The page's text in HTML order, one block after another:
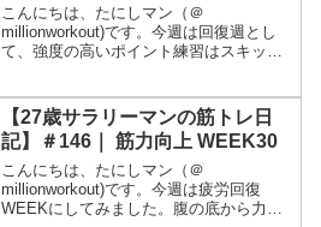
こんにちは、たにしマン（＠
millionworkout)です。今週は回復週とし
て、強度の高いポイント練習はスキップ
している実感がありませんが、長い目で
見てトレーニングを...
【27歳サラリーマンの筋トレ日
記】＃146｜ 筋力向上 WEEK30
こんにちは、たにしマン（＠
millionworkout)です。今週は疲労回復
WEEKにしてみました。腹の底から力が